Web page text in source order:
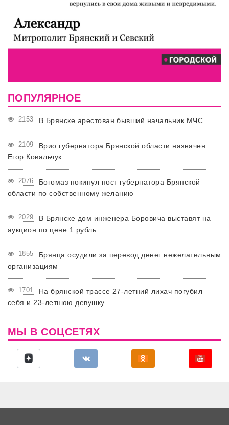
ПОПУЛЯРНОЕ
2153 В Брянске арестован бывший начальник МЧС
2109
Врио губернатора Брянской области назначен
Егор Ковальчук
2076
Богомаз покинул пост губернатора Брянской
области по собственному желанию
2029
В Брянске дом инженера Боровича выставят на
аукцион по цене 1 рубль
1855
Брянца осудили за перевод денег нежелательным
организациям
1701
На брянской трассе 27-летний лихач погубил
себя и 23-летнюю девушку
МЫ В СОЦСЕТЯХ